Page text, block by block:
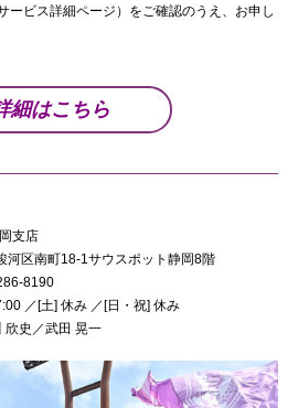
ービス詳細ページ）をご確認のうえ、お申し
細はこちら
支店
河区南町18-1サウスポット静岡8階
8190
／[土] 休み ／[日・祝] 休み
欣史／武田 晃一